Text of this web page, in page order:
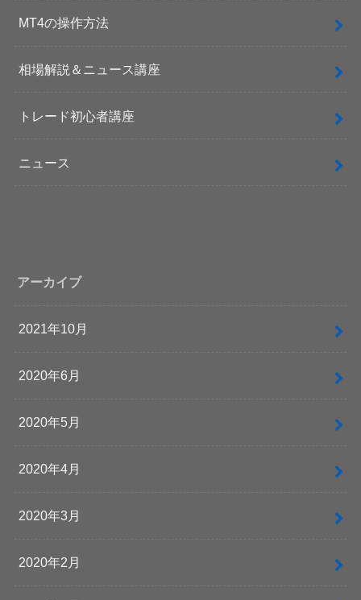
MT4の操作方法
相場解説＆ニュース講座
トレード初心者講座
ニュース
アーカイブ
2021年10月
2020年6月
2020年5月
2020年4月
2020年3月
2020年2月